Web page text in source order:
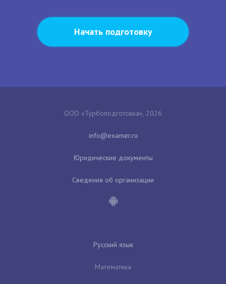
Начать подготовку
ООО «Турбоподготовка», 2026
Юридические документы
Сведения об организации
Русский язык
Математика